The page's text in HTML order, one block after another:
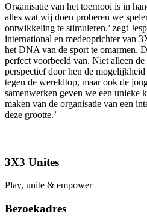
Organisatie van het toernooi is in
alles wat wij doen proberen we
ontwikkeling te stimuleren.’ zegt
international en medeoprichter van
het DNA van de sport te omarmen.
perfect voorbeeld van. Niet alleen de
perspectief door hen de
tegen de wereldtop, maar ook de
samenwerken geven we een unieke
maken van de organisatie van een
deze grootte.’
3X3 Unites
Play, unite & empower
Bezoekadres